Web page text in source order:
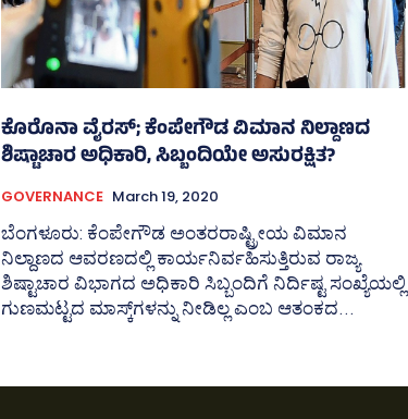
ಕೊರೊನಾ ವೈರಸ್‌; ಕೆಂಪೇಗೌಡ ವಿಮಾನ ನಿಲ್ದಾಣದ
ಶಿಷ್ಟಾಚಾರ ಅಧಿಕಾರಿ, ಸಿಬ್ಬಂದಿಯೇ ಅಸುರಕ್ಷಿತ?
GOVERNANCE March 19, 2020
ಬೆಂಗಳೂರು: ಕೆಂಪೇಗೌಡ ಅಂತರರಾಷ್ಟ್ರೀಯ ವಿಮಾನ
ನಿಲ್ದಾಣದ ಆವರಣದಲ್ಲಿ ಕಾರ್ಯನಿರ್ವಹಿಸುತ್ತಿರುವ ರಾಜ್ಯ
ಶಿಷ್ಟಾಚಾರ ವಿಭಾಗದ ಅಧಿಕಾರಿ ಸಿಬ್ಬಂದಿಗೆ ನಿರ್ದಿಷ್ಟ ಸಂಖ್ಯೆಯಲ್ಲಿ
ಗುಣಮಟ್ಟದ ಮಾಸ್ಕ್‌ಗಳನ್ನು ನೀಡಿಲ್ಲ ಎಂಬ ಆತಂಕದ...